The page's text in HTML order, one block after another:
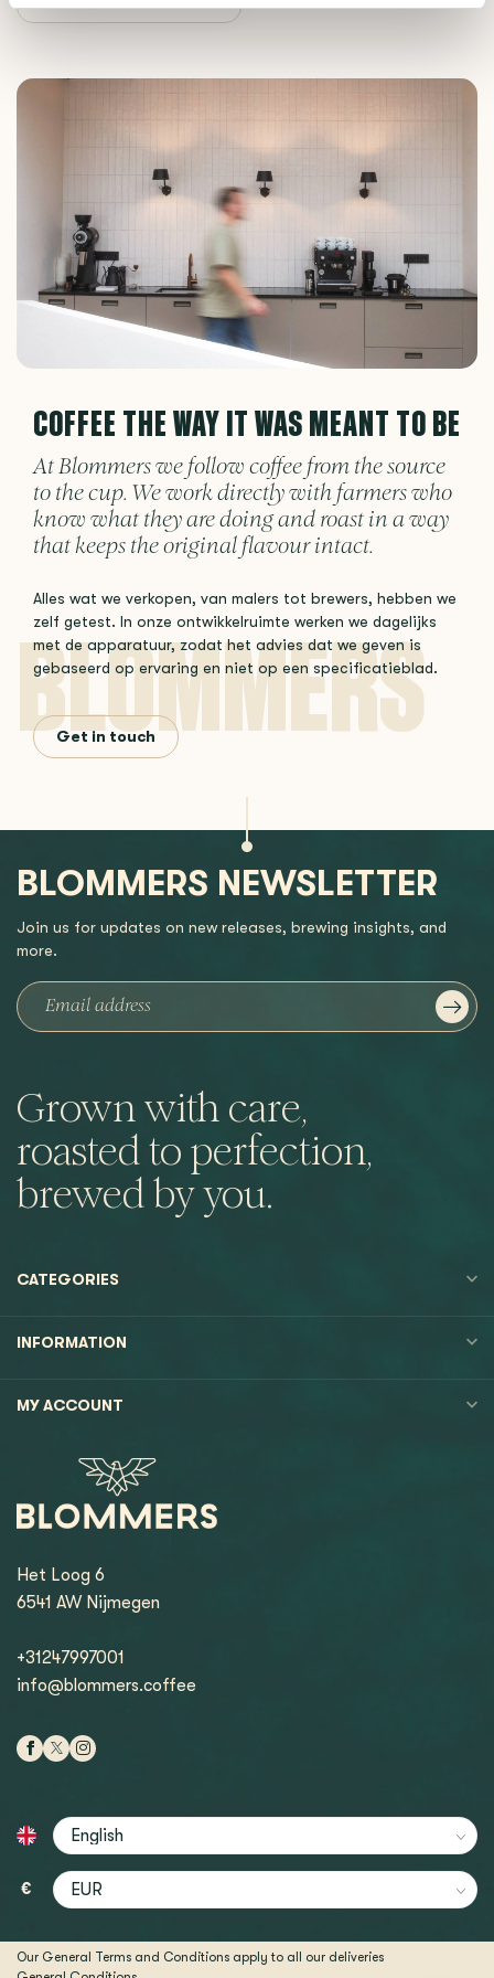
COFFEE THE WAY IT WAS MEANT TO BE
At Blommers we follow coffee from the source
to the cup. We work directly with farmers who
know what they are doing and roast in a way
that keeps the original flavour intact.
Alles wat we verkopen, van malers tot brewers, hebben we
zelf getest. In onze ontwikkelruimte werken we dagelijks
met de apparatuur, zodat het advies dat we geven is
gebaseerd op ervaring en niet op een specificatieblad.
Get in touch
Grown with care,
roasted to perfection,
brewed by you.
BLOMMERS NEWSLETTER
Join us for updates on new releases, brewing insights, and
more.
CATEGORIES
INFORMATION
MY ACCOUNT
Het Loog 6
6541 AW Nijmegen
+31247997001
info@blommers.coffee
€
Our General Terms and Conditions apply to all our deliveries